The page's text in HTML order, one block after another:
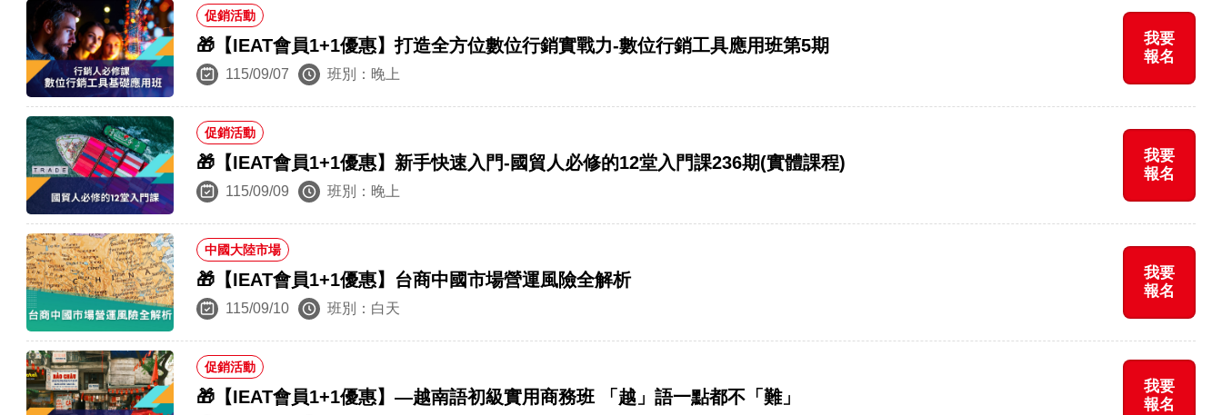
促銷活動
🎁【IEAT會員1+1優惠】打造全方位數位行銷實戰力-數位行銷工具應用班第5期
115/09/07 班別：晚上
我要
報名
促銷活動
🎁【IEAT會員1+1優惠】新手快速入門-國貿人必修的12堂入門課236期(實體課程)
115/09/09 班別：晚上
我要
報名
中國大陸市場
🎁【IEAT會員1+1優惠】台商中國市場營運風險全解析
115/09/10 班別：白天
我要
報名
促銷活動
🎁【IEAT會員1+1優惠】—越南語初級實用商務班 「越」語一點都不「難」
我要
報名